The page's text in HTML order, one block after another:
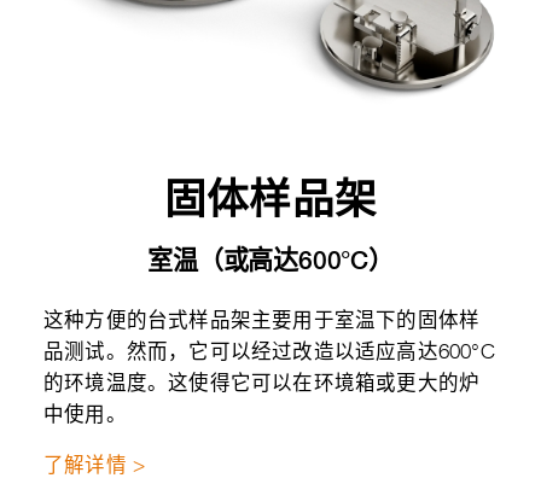
固体样品架
室温（或高达600°C）
这种方便的台式样品架主要用于室温下的固体样
品测试。然而，它可以经过改造以适应高达600°C
的环境温度。这使得它可以在环境箱或更大的炉
中使用。
了解详情 >